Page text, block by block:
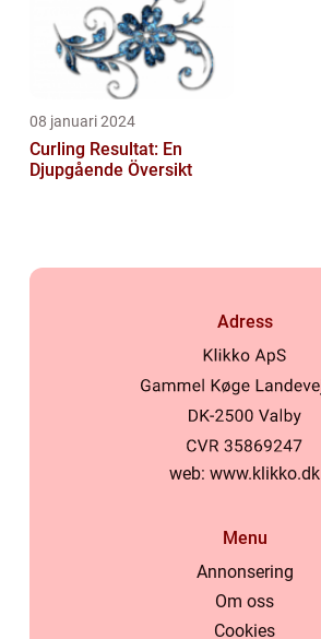
08 januari 2024
Curling Resultat: En
Djupgående Översikt
Adress
web: www.klikko.dk
Menu
Annonsering
Om oss
Cookies